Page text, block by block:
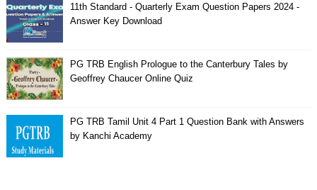
11th Standard - Quarterly Exam Question Papers 2024 -
Answer Key Download
PG TRB English Prologue to the Canterbury Tales by
Geoffrey Chaucer Online Quiz
PG TRB Tamil Unit 4 Part 1 Question Bank with Answers
by Kanchi Academy